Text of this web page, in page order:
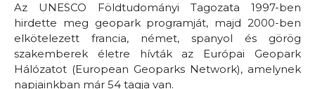
Az UNESCO Földtudományi Tagozata 1997-ben
hirdette meg geopark programját, majd 2000-ben
elkötelezett francia, német, spanyol és görög
szakemberek életre hívták az Európai Geopark
Hálózatot (European Geoparks Network), amelynek
napjainkban már 54 tagja van.